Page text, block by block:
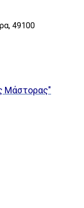
49100
Μάστορας"